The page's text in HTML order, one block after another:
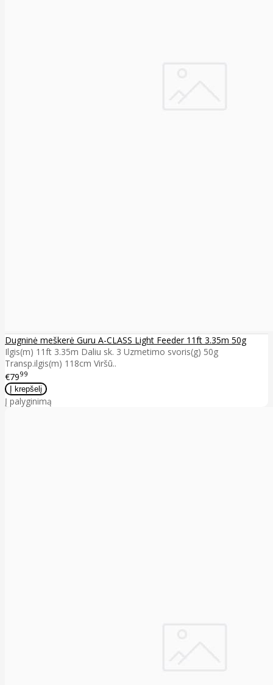
Dugninė meškerė Guru A-CLASS Light Feeder 11ft 3.35m 50g
Ilgis(m) 11ft 3.35m Daliu sk. 3 Uzmetimo svoris(g) 50g
Transp.ilgis(m) 118cm Viršū..
€7999
Į palyginimą